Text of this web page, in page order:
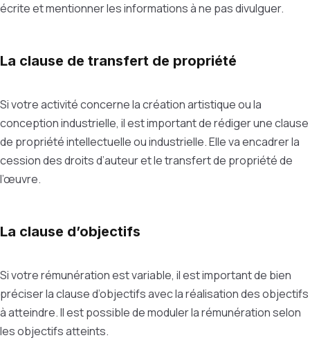
écrite et mentionner les informations à ne pas divulguer.
La clause de transfert de propriété
Si votre activité concerne la création artistique ou la
conception industrielle, il est important de rédiger une clause
de propriété intellectuelle ou industrielle. Elle va encadrer la
cession des droits d’auteur et le transfert de propriété de
l’œuvre.
La clause d’objectifs
Si votre rémunération est variable, il est important de bien
préciser la clause d’objectifs avec la réalisation des objectifs
à atteindre. Il est possible de moduler la rémunération selon
les objectifs atteints.